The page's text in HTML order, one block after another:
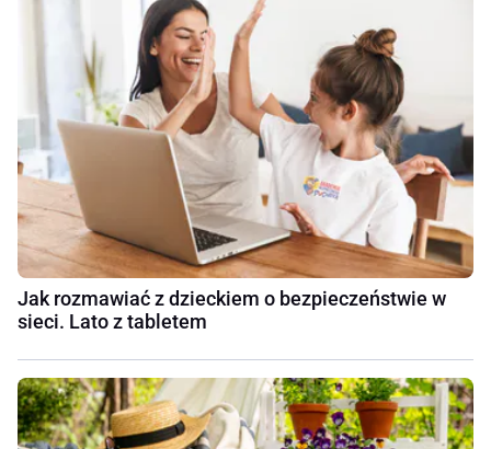
Jak rozmawiać z dzieckiem o bezpieczeństwie w
sieci. Lato z tabletem